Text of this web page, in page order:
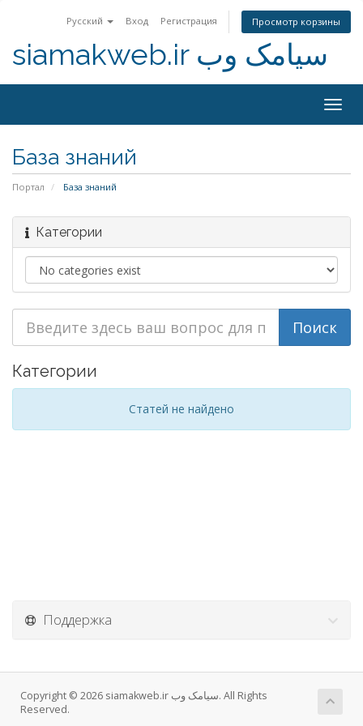
Русский Вход Регистрация Просмотр корзины
siamakweb.ir سیامک وب
База знаний
Портал База знаний
Категории
Категории
Статей не найдено
Поддержка
Copyright © 2026 siamakweb.ir سیامک وب. All Rights
Reserved.